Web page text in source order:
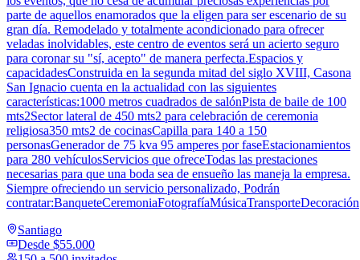
parte de aquellos enamorados que la eligen para ser escenario de su
gran día. Remodelado y totalmente acondicionado para ofrecer
veladas inolvidables, este centro de eventos será un acierto seguro
para coronar su "sí, acepto" de manera perfecta.Espacios y
capacidadesConstruida en la segunda mitad del siglo XVIII, Casona
San Ignacio cuenta en la actualidad con las siguientes
características:1000 metros cuadrados de salónPista de baile de 100
mts2Sector lateral de 450 mts2 para celebración de ceremonia
religiosa350 mts2 de cocinasCapilla para 140 a 150
personasGenerador de 75 kva 95 amperes por faseEstacionamientos
para 280 vehículosServicios que ofreceTodas las prestaciones
necesarias para que una boda sea de ensueño las maneja la empresa.
Siempre ofreciendo un servicio personalizado, Podrán
contratar:BanqueteCeremoniaFotografíaMúsicaTransporteDecoración
Santiago
Desde $55.000